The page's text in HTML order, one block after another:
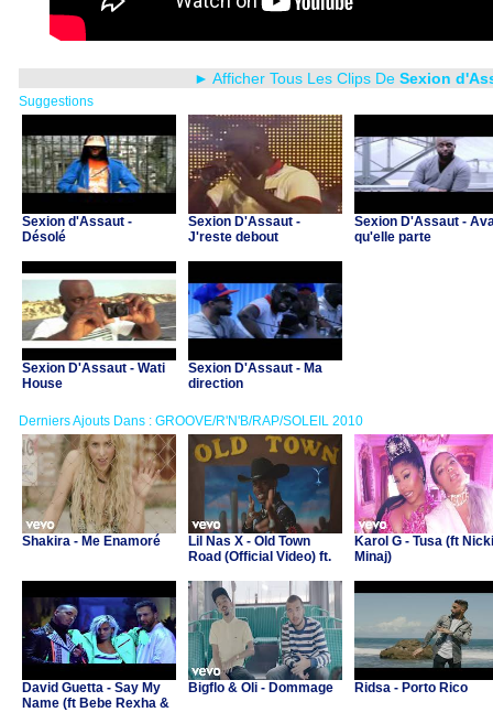
► Afficher Tous Les Clips De Sexion
Suggestions
Sexion d'Assaut -
Désolé
Sexion D'Assaut -
J'reste debout
Sexion D'Assaut -
qu'elle parte
Sexion D'Assaut - Wati
House
Sexion D'Assaut - Ma
direction
Derniers Ajouts Dans : GROOVE/R'N'B/RAP/SOLEIL 2010
Shakira - Me Enamoré
Lil Nas X - Old Town
Road (Official Video) ft.
Karol G - Tusa (ft Nicki
Minaj)
David Guetta - Say My
Name (ft Bebe Rexha &
Bigflo & Oli - Dommage Ridsa - Porto Rico